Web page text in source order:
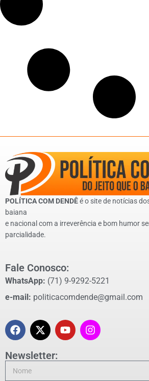
POLÍTICA COM DENDÊé o site de notícias
baiana
e nacional com a irreverência e bom humor
parcialidade.
Fale Conosco:
WhatsApp: (71) 9-9292-5221
e-mail: politicacomdende@gmail.com
Newsletter: